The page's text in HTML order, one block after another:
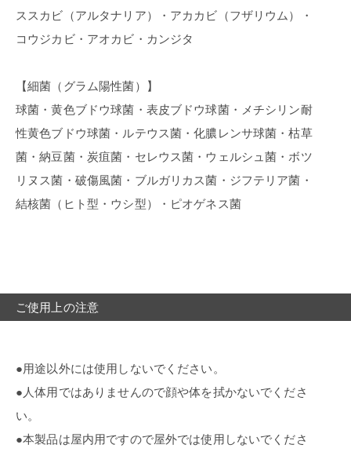
ススカビ（アルタナリア）・アカカビ（フザリウム）・
コウジカビ・アオカビ・カンジタ
【細菌（グラム陽性菌）】
球菌・黄色ブドウ球菌・表皮ブドウ球菌・メチシリン耐
性黄色ブドウ球菌・ルテウス菌・化膿レンサ球菌・枯草
菌・納豆菌・炭疽菌・セレウス菌・ウェルシュ菌・ボツ
リヌス菌・破傷風菌・ブルガリカス菌・ジフテリア菌・
結核菌（ヒト型・ウシ型）・ピオゲネス菌
ご使用上の注意
●用途以外には使用しないでください。
●人体用ではありませんので顔や体を拭かないでくださ
い。
●本製品は屋内用ですので屋外では使用しないでくださ